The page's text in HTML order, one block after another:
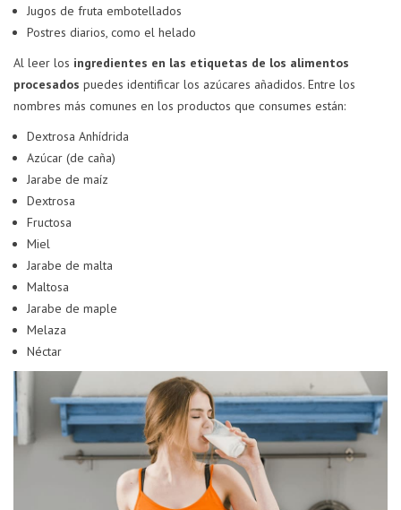
Jugos de fruta embotellados
Postres diarios, como el helado
Al leer los ingredientes en las etiquetas de los alimentos
procesados puedes identificar los azúcares añadidos. Entre los
nombres más comunes en los productos que consumes están:
Dextrosa Anhídrida
Azúcar (de caña)
Jarabe de maíz
Dextrosa
Fructosa
Miel
Jarabe de malta
Maltosa
Jarabe de maple
Melaza
Néctar